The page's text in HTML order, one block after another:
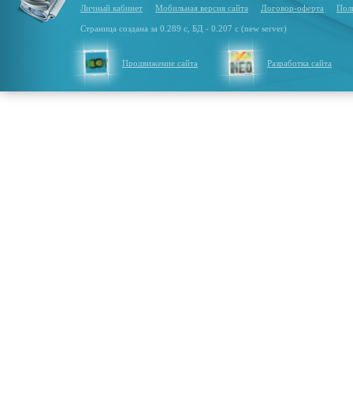
Личный кабинет Мобильная версия сайта Договор-оферта
Страница создана за 0.289 с, БД - 0.207 с (new server)
Продвижение сайта Разработка сайта